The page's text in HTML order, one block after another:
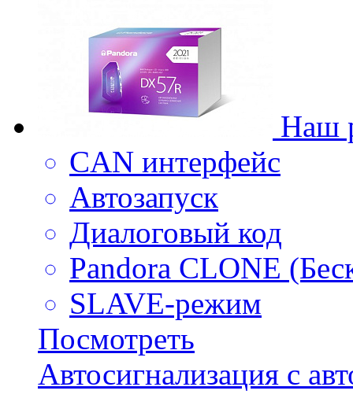
Наш
CAN интерфейс
Автозапуск
Диалоговый код
Pandora CLONE
SLAVE-режим
Посмотреть
Автосигнализация с